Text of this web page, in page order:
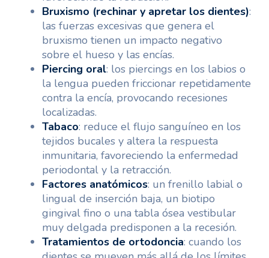
Bruxismo (rechinar y apretar los dientes):
las fuerzas excesivas que genera el
bruxismo tienen un impacto negativo
sobre el hueso y las encías.
Piercing oral: los piercings en los labios o
la lengua pueden friccionar repetidamente
contra la encía, provocando recesiones
localizadas.
Tabaco: reduce el flujo sanguíneo en los
tejidos bucales y altera la respuesta
inmunitaria, favoreciendo la enfermedad
periodontal y la retracción.
Factores anatómicos: un frenillo labial o
lingual de inserción baja, un biotipo
gingival fino o una tabla ósea vestibular
muy delgada predisponen a la recesión.
Tratamientos de ortodoncia: cuando los